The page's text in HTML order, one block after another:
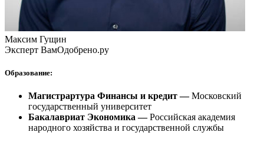
Максим Гущин
Эксперт ВамОдобрено.ру
Образование:
Магистрартура Финансы и кредит —Московский
государственный университет
Бакалавриат Экономика —Российская академия
народного хозяйства и государственной службы